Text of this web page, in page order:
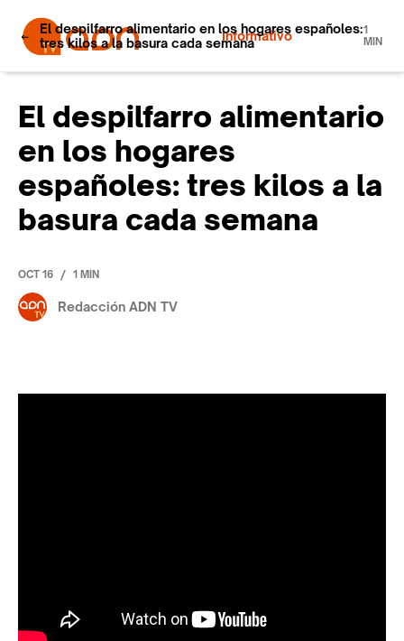
Informativo
El despilfarro alimentario en los hogares españoles:
tres kilos a la basura cada semana
1
MIN
El despilfarro alimentario
en los hogares
españoles: tres kilos a la
basura cada semana
OCT 16 / 1 MIN
Redacción ADN TV